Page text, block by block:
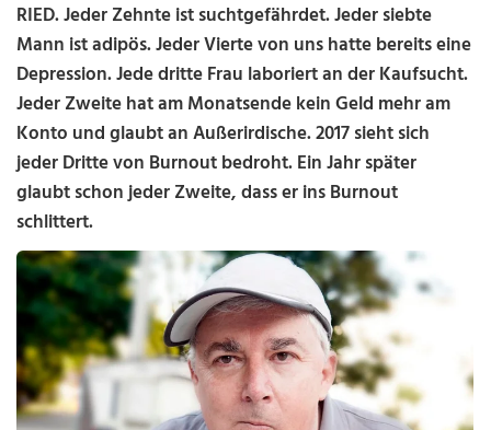
RIED. Jeder Zehnte ist suchtgefährdet. Jeder siebte
Mann ist adipös. Jeder Vierte von uns hatte bereits eine
Depression. Jede dritte Frau laboriert an der Kaufsucht.
Jeder Zweite hat am Monatsende kein Geld mehr am
Konto und glaubt an Außerirdische. 2017 sieht sich
jeder Dritte von Burnout bedroht. Ein Jahr später
glaubt schon jeder Zweite, dass er ins Burnout
schlittert.